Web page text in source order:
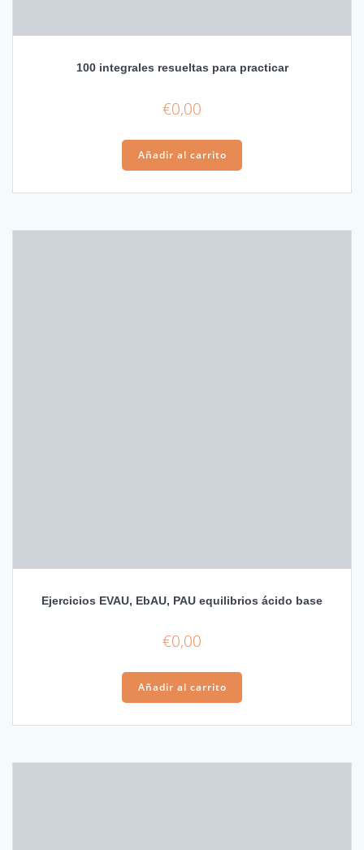
100 integrales resueltas para practicar
€0,00
Añadir al carrito
Ejercicios EVAU, EbAU, PAU equilibrios ácido base
€0,00
Añadir al carrito